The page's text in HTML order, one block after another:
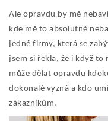
Ale opravdu by mě
kde mě to absolutně
jedné firmy, která se
jsem si řekla, že i když to
může dělat opravdu
dokonalé vyzná a kdo
zákazníkům.